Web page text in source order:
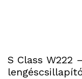
S Class W222